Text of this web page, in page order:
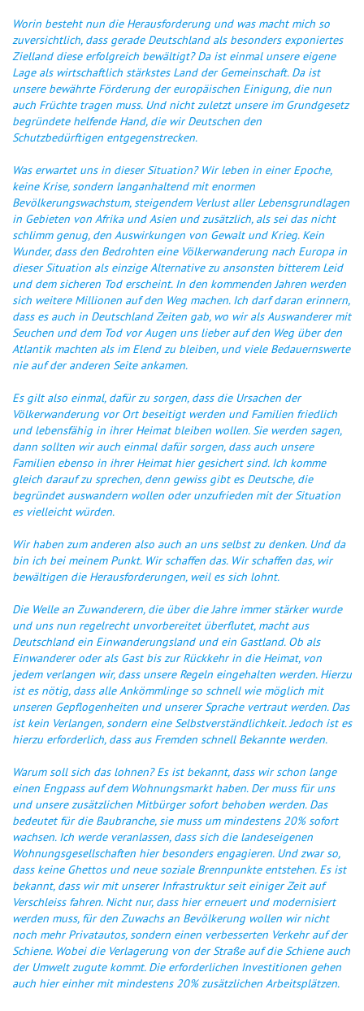
Worin besteht nun die Herausforderung und was macht mich so
zuversichtlich, dass gerade Deutschland als besonders exponiertes
Zielland diese erfolgreich bewältigt? Da ist einmal unsere eigene
Lage als wirtschaftlich stärkstes Land der Gemeinschaft. Da ist
unsere bewährte Förderung der europäischen Einigung, die nun
auch Früchte tragen muss. Und nicht zuletzt unsere im Grundgesetz
begründete helfende Hand, die wir Deutschen den
Schutzbedürftigen entgegenstrecken.
Was erwartet uns in dieser Situation? Wir leben in einer Epoche,
keine Krise, sondern langanhaltend mit enormen
Bevölkerungswachstum, steigendem Verlust aller Lebensgrundlagen
in Gebieten von Afrika und Asien und zusätzlich, als sei das nicht
schlimm genug, den Auswirkungen von Gewalt und Krieg. Kein
Wunder, dass den Bedrohten eine Völkerwanderung nach Europa in
dieser Situation als einzige Alternative zu ansonsten bitterem Leid
und dem sicheren Tod erscheint. In den kommenden Jahren werden
sich weitere Millionen auf den Weg machen. Ich darf daran erinnern,
dass es auch in Deutschland Zeiten gab, wo wir als Auswanderer mit
Seuchen und dem Tod vor Augen uns lieber auf den Weg über den
Atlantik machten als im Elend zu bleiben, und viele Bedauernswerte
nie auf der anderen Seite ankamen.
Es gilt also einmal, dafür zu sorgen, dass die Ursachen der
Völkerwanderung vor Ort beseitigt werden und Familien friedlich
und lebensfähig in ihrer Heimat bleiben wollen. Sie werden sagen,
dann sollten wir auch einmal dafür sorgen, dass auch unsere
Familien ebenso in ihrer Heimat hier gesichert sind. Ich komme
gleich darauf zu sprechen, denn gewiss gibt es Deutsche, die
begründet auswandern wollen oder unzufrieden mit der Situation
es vielleicht würden.
Wir haben zum anderen also auch an uns selbst zu denken. Und da
bin ich bei meinem Punkt. Wir schaffen das. Wir schaffen das, wir
bewältigen die Herausforderungen, weil es sich lohnt.
Die Welle an Zuwanderern, die über die Jahre immer stärker wurde
und uns nun regelrecht unvorbereitet überflutet, macht aus
Deutschland ein Einwanderungsland und ein Gastland. Ob als
Einwanderer oder als Gast bis zur Rückkehr in die Heimat, von
jedem verlangen wir, dass unsere Regeln eingehalten werden. Hierzu
ist es nötig, dass alle Ankömmlinge so schnell wie möglich mit
unseren Gepflogenheiten und unserer Sprache vertraut werden. Das
ist kein Verlangen, sondern eine Selbstverständlichkeit. Jedoch ist es
hierzu erforderlich, dass aus Fremden schnell Bekannte werden.
Warum soll sich das lohnen? Es ist bekannt, dass wir schon lange
einen Engpass auf dem Wohnungsmarkt haben. Der muss für uns
und unsere zusätzlichen Mitbürger sofort behoben werden. Das
bedeutet für die Baubranche, sie muss um mindestens 20% sofort
wachsen. Ich werde veranlassen, dass sich die landeseigenen
Wohnungsgesellschaften hier besonders engagieren. Und zwar so,
dass keine Ghettos und neue soziale Brennpunkte entstehen. Es ist
bekannt, dass wir mit unserer Infrastruktur seit einiger Zeit auf
Verschleiss fahren. Nicht nur, dass hier erneuert und modernisiert
werden muss, für den Zuwachs an Bevölkerung wollen wir nicht
noch mehr Privatautos, sondern einen verbesserten Verkehr auf der
Schiene. Wobei die Verlagerung von der Straße auf die Schiene auch
der Umwelt zugute kommt. Die erforderlichen Investitionen gehen
auch hier einher mit mindestens 20% zusätzlichen Arbeitsplätzen.